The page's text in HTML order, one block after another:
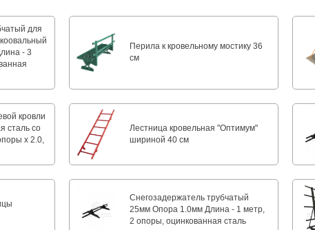
для
- 3
Перила к кровельному мостику 36
см
кровли
сталь со
х 2.0,
Лестница кровельная "Oптимум"
шириной 40 см
Снегозадержатель трубчатый
25мм Опора 1.0мм Длина - 1 метр,
2 опоры, оцинкованная сталь